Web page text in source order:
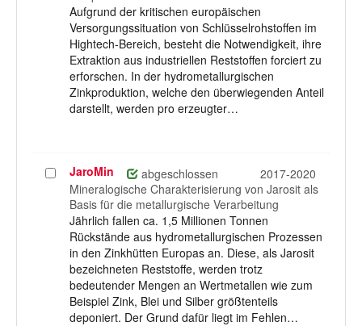
Aufgrund der kritischen europäischen
Versorgungssituation von Schlüsselrohstoffen im
Hightech-Bereich, besteht die Notwendigkeit, ihre
Extraktion aus industriellen Reststoffen forciert zu
erforschen. In der hydrometallurgischen
Zinkproduktion, welche den überwiegenden Anteil
darstellt, werden pro erzeugter…
Projekt
auswählen
JaroMin abgeschlossen
2017-2020
Mineralogische Charakterisierung von Jarosit als
Basis für die metallurgische Verarbeitung
Jährlich fallen ca. 1,5 Millionen Tonnen
Rückstände aus hydrometallurgischen Prozessen
in den Zinkhütten Europas an. Diese, als Jarosit
bezeichneten Reststoffe, werden trotz
bedeutender Mengen an Wertmetallen wie zum
Beispiel Zink, Blei und Silber größtenteils
deponiert. Der Grund dafür liegt im Fehlen…